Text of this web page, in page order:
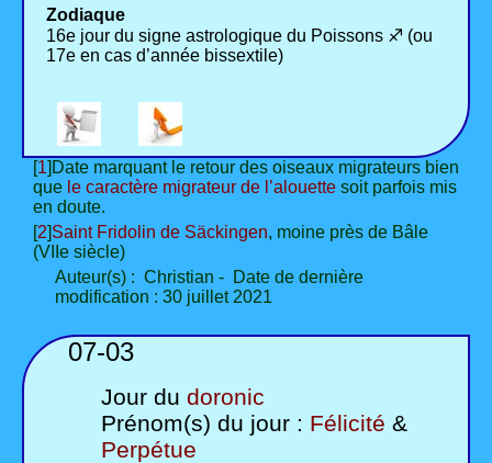
Zodiaque
16e jour du signe astrologique du Poissons ♐ (ou
17e en cas d’année bissextile)
[1]Date marquant le retour des oiseaux migrateurs bien
que le caractère migrateur de l’alouette soit parfois mis
en doute.
[2]Saint Fridolin de Säckingen, moine près de Bâle
(VIIe siècle)
Auteur(s) : Christian - Date de dernière
modification : 30 juillet 2021
07-03
Jour du doronic
Prénom(s) du jour : Félicité &
Perpétue